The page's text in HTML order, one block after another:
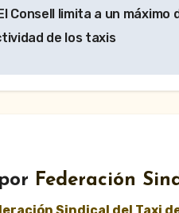
Consell limita a un máximo
de los taxis
por Federación